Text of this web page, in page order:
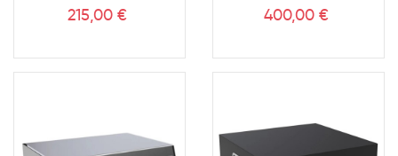
Prezzo
215,00 € Prezzo
400,00 €